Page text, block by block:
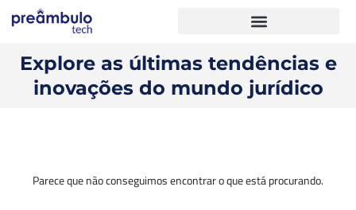
Explore as últimas tendências e
inovações do mundo jurídico
Parece que não conseguimos encontrar o que está procurando.